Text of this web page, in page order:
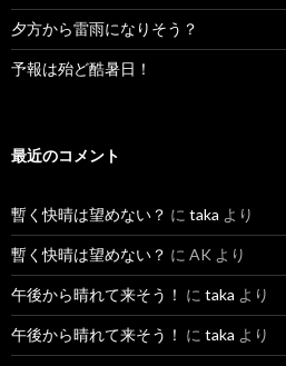
夕方から雷雨になりそう？
予報は殆ど酷暑日！
最近のコメント
暫く快晴は望めない？ に taka より
暫く快晴は望めない？ に AK より
午後から晴れて来そう！ に taka より
午後から晴れて来そう！ に taka より